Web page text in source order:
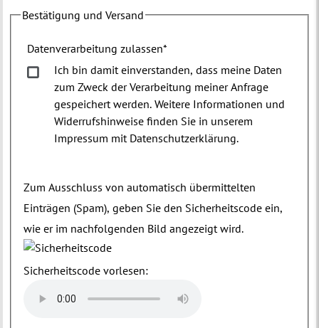
Bestätigung und Versand
Datenverarbeitung zulassen*
Ich bin damit einverstanden, dass meine Daten
zum Zweck der Verarbeitung meiner Anfrage
gespeichert werden. Weitere Informationen und
Widerrufshinweise finden Sie in unserem
Impressum mit Datenschutzerklärung.
Zum Ausschluss von automatisch übermittelten
Einträgen (Spam), geben Sie den Sicherheitscode ein,
wie er im nachfolgenden Bild angezeigt wird.
Sicherheitscode vorlesen: